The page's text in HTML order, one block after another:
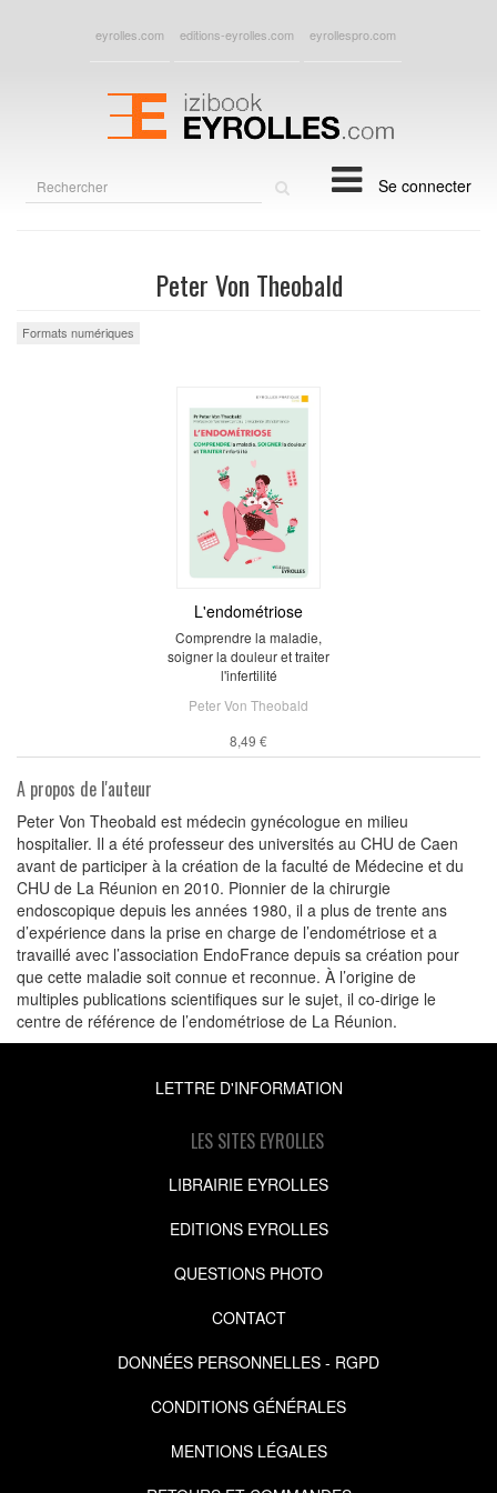
eyrolles.com editions-eyrolles.com eyrollespro.com
Se connecter
Peter Von Theobald
Formats numériques
L'endométriose
Comprendre la maladie,
soigner la douleur et traiter
l'infertilité
Peter Von Theobald
8,49 €
A propos de l'auteur
Peter Von Theobald est médecin gynécologue en milieu
hospitalier. Il a été professeur des universités au CHU de Caen
avant de participer à la création de la faculté de Médecine et du
CHU de La Réunion en 2010. Pionnier de la chirurgie
endoscopique depuis les années 1980, il a plus de trente ans
d’expérience dans la prise en charge de l’endométriose et a
travaillé avec l’association EndoFrance depuis sa création pour
que cette maladie soit connue et reconnue. À l’origine de
multiples publications scientifiques sur le sujet, il co-dirige le
centre de référence de l’endométriose de La Réunion.
LETTRE D'INFORMATION
LES SITES EYROLLES
LIBRAIRIE EYROLLES
EDITIONS EYROLLES
QUESTIONS PHOTO
CONTACT
DONNÉES PERSONNELLES - RGPD
CONDITIONS GÉNÉRALES
MENTIONS LÉGALES